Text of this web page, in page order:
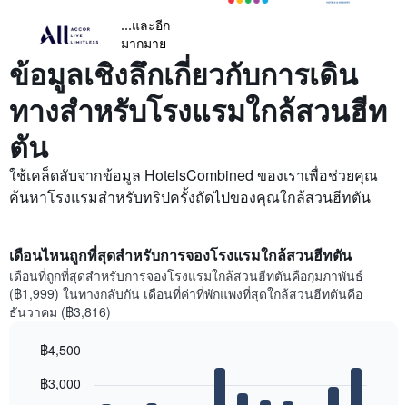
...และอีก
มากมาย
ข้อมูลเชิงลึกเกี่ยวกับการเดิน
ทางสำหรับโรงแรมใกล้สวนฮีท
ตัน
ใช้เคล็ดลับจากข้อมูล HotelsCombined ของเราเพื่อช่วยคุณ
ค้นหาโรงแรมสำหรับทริปครั้งถัดไปของคุณใกล้สวนฮีทตัน
เดือนไหนถูกที่สุดสำหรับการจองโรงแรมใกล้สวนฮีทตัน
เดือนที่ถูกที่สุดสำหรับการจองโรงแรมใกล้สวนฮีทตันคือกุมภาพันธ์
(฿1,999) ในทางกลับกัน เดือนที่ค่าที่พักแพงที่สุดใกล้สวนฮีทตันคือ
ธันวาคม (฿3,816)
chart
graphic.
฿3,000
฿4,500